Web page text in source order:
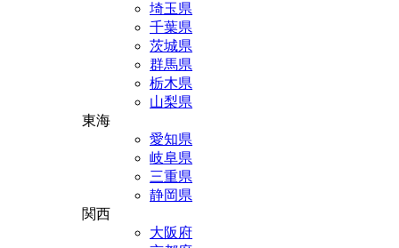
埼玉県
千葉県
茨城県
群馬県
栃木県
山梨県
東海
愛知県
岐阜県
三重県
静岡県
関西
大阪府